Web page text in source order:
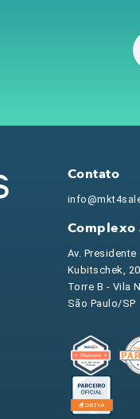
Contato
Complexo
Av.
Kubitschek,
Torre B - Vila
São Paulo/SP